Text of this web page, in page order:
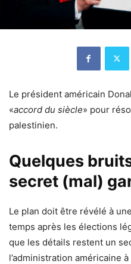
Le président américain
«accord du siècle» pour
palestinien.
Quelques
secret (mal)
Le plan doit être révélé à
temps après les élections
que les détails restent un
l’administration américaine